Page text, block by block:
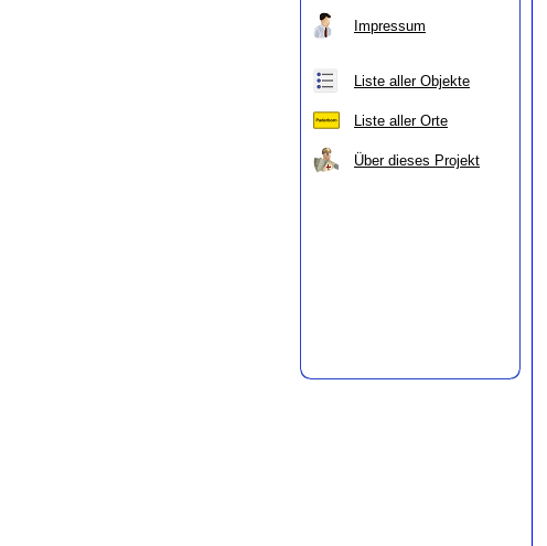
Impressum
Liste aller Objekte
Liste aller Orte
Über dieses Projekt